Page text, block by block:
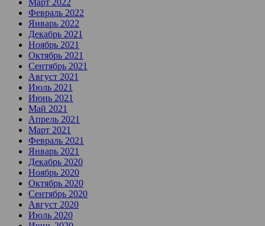
Март 2022
Февраль 2022
Январь 2022
Декабрь 2021
Ноябрь 2021
Октябрь 2021
Сентябрь 2021
Август 2021
Июль 2021
Июнь 2021
Май 2021
Апрель 2021
Март 2021
Февраль 2021
Январь 2021
Декабрь 2020
Ноябрь 2020
Октябрь 2020
Сентябрь 2020
Август 2020
Июль 2020